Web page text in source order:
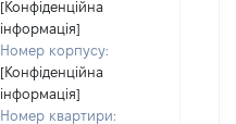
[Конфіденційна
інформація]
Номер корпусу:
[Конфіденційна
інформація]
Номер квартири: